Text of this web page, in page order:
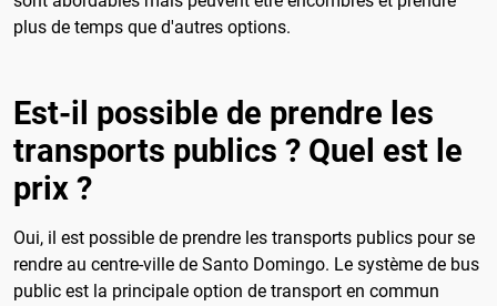
plus de temps que d'autres options.
Est-il possible de prendre les
transports publics ? Quel est le
prix ?
Oui, il est possible de prendre les transports publics pour se
rendre au centre-ville de Santo Domingo. Le système de bus
public est la principale option de transport en commun